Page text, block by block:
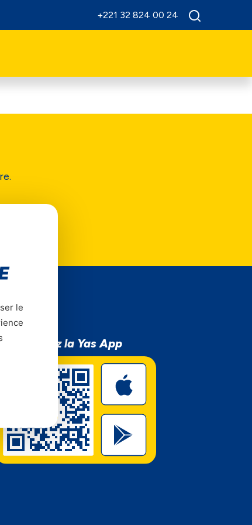
+221 32 824 00 24
la Yas App
le